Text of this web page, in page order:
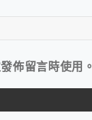
佈留言時使用。